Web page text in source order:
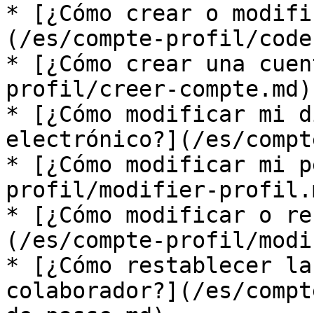
* [¿Cómo crear o
(/es/compte-profil/
* [¿Cómo crear una
profil/creer-compte.md)
* [¿Cómo modificar mi
electrónico?](/es/
* [¿Cómo modificar mi
profil/modifier-
* [¿Cómo modificar o
(/es/compte-profil/
* [¿Cómo restablecer
colaborador?](/es/